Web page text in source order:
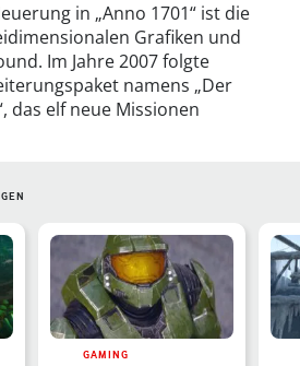
in „Anno 1701“ ist die
Grafiken und
Im Jahre 2007 folgte
namens „Der
das elf neue Missionen
GAMING